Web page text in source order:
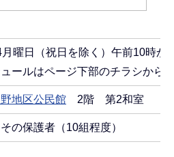
曜日（祝日を除く）午前10時か
ールはページ下部のチラシから
地区公民館 2階 第2和室
の保護者（10組程度）